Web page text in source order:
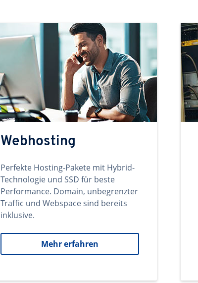
Webhosting
Perfekte Hosting-Pakete mit Hybrid-
Technologie und SSD für beste
Performance. Domain, unbegrenzter
Traffic und Webspace sind bereits
inklusive.
Mehr erfahren